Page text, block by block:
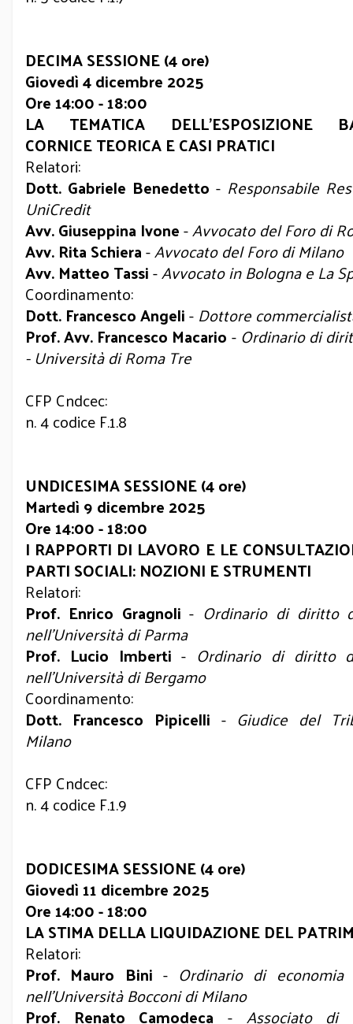
DECIMA SESSIONE (4 ore)
Giovedì 4 dicembre 2025
Ore 14:00 - 18:00
LA TEMATICA DELL’ESPOSIZIONE
CORNICE TEORICA E CASI PRATICI
Relatori:
Dott. Gabriele Benedetto - Responsabile
UniCredit
Avv. Giuseppina Ivone-Avvocato del Foro di
Avv. Rita Schiera-Avvocato del Foro di Milano
Avv. Matteo Tassi-Avvocato in Bologna e La
Coordinamento:
Dott. Francesco Angeli-Dottore
Prof. Avv. Francesco Macario-Ordinario di
- Università di Roma Tre
CFP Cndcec:
n. 4 codice F.1.8
UNDICESIMA SESSIONE (4 ore)
Martedì 9 dicembre 2025
Ore 14:00 - 18:00
I RAPPORTI DI LAVORO E LE
PARTI SOCIALI: NOZIONI E STRUMENTI
Relatori:
Prof. Enrico Gragnoli - Ordinario di diritto
nell’Università di Parma
Prof. Lucio Imberti - Ordinario di diritto
nell’Università di Bergamo
Coordinamento:
Dott. Francesco Pipicelli - Giudice del
Milano
CFP Cndcec:
n. 4 codice F.1.9
DODICESIMA SESSIONE (4 ore)
Giovedì 11 dicembre 2025
Ore 14:00 - 18:00
LA STIMA DELLA LIQUIDAZIONE DEL
Relatori:
Prof. Mauro Bini - Ordinario di economia
nell’Università Bocconi di Milano
Prof. Renato Camodeca - Associato di